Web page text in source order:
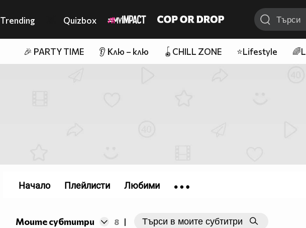
Trending Quizbox
🎉 PARTY TIME 👂 Клю – клю 🪀CHILL ZONE ⭐Lifestyle
Моите субтитри 8 |
Начало Плейлисти Любими